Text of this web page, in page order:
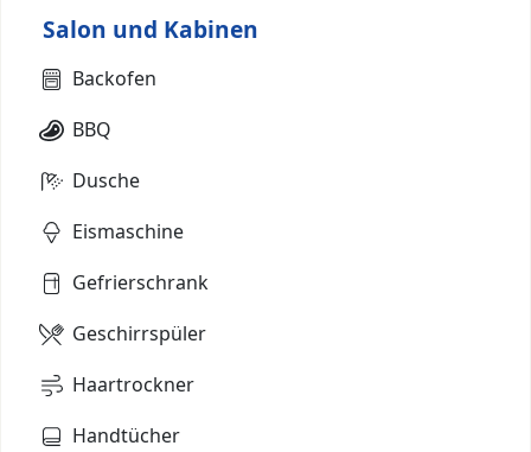
Salon und Kabinen
Backofen
BBQ
Dusche
Eismaschine
Gefrierschrank
Geschirrspüler
Haartrockner
Handtücher